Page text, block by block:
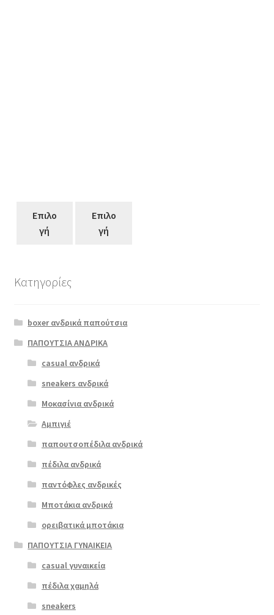
Επιλο
γή
Επιλο
γή
boxer 41070
μαύρο
ΠΡΟΣΦΟΡΆ!
89.00
Original
price
€89.00.
€ 72.00Η
τρέχουσα
είναι:
€72.00.
προϊόν
έχει
πολλαπλές
επιλογές
μπορούν
επιλεγούν
στη
σελίδα
προϊόντος
Κατηγορίες
boxer ανδρικά παπούτσια
ΠΑΠΟΥΤΣΙΑ ΑΝΔΡΙΚΑ
casual ανδρικά
sneakers ανδρικά
Μοκασίνια ανδρικά
Αμπιγιέ
παπουτσοπέδιλα ανδρικά
πέδιλα ανδρικά
παντόφλες ανδρικές
Μποτάκια ανδρικά
ορειβατικά μποτάκια
ΠΑΠΟΥΤΣΙΑ ΓΥΝΑΙΚΕΙΑ
casual γυναικεία
πέδιλα χαμηλά
sneakers